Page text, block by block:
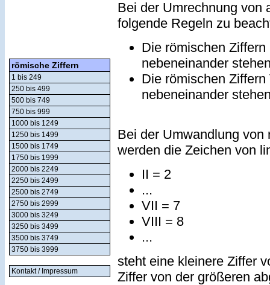
römische Ziffern
1 bis 249
250 bis 499
500 bis 749
750 bis 999
1000 bis 1249
1250 bis 1499
1500 bis 1749
1750 bis 1999
2000 bis 2249
2250 bis 2499
2500 bis 2749
2750 bis 2999
3000 bis 3249
3250 bis 3499
3500 bis 3749
3750 bis 3999
Kontakt / Impressum
Bei der Umrechnung von
folgende Regeln zu
Die römischen
nebeneinander
Die römischen
nebeneinander
Bei der Umwandlung von
werden die Zeichen von
II = 2
...
VII = 7
VIII = 8
...
steht eine kleinere Ziffer
Ziffer von der größeren